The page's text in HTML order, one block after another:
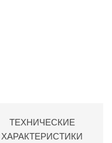
ТЕХНИЧЕСКИЕ
ХАРАКТЕРИСТИКИ